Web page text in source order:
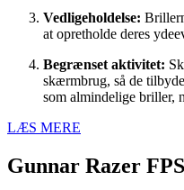
Vedligeholdelse:
at opretholde deres
Begrænset aktivitet:
skærmbrug, så de
som almindelige briller,
LÆS MERE
Gunnar Razer